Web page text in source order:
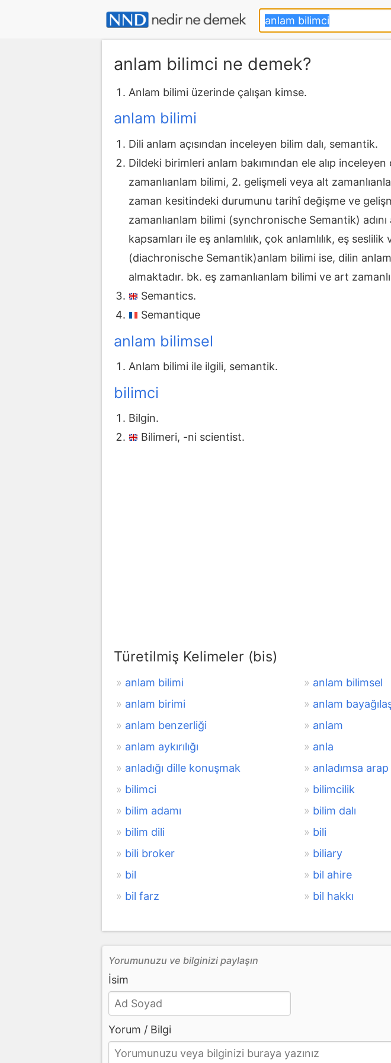
anlam bilimci ne demek?
Anlam bilimi üzerinde çalışan kimse.
anlam bilimi
Dili anlam açısından inceleyen bilim dalı, semantik.
Dildeki birimleri anlam bakımından ele alıp
zamanlıanlam bilimi, 2. gelişmeli veya alt
zaman kesitindeki durumunu tarihî değişme ve
zamanlıanlam bilimi (synchronische Semantik)
kapsamları ile eş anlamlılık, çok anlamlılık, eş
(diachronische Semantik)anlam bilimi ise, dilin
almaktadır. bk. eş zamanlıanlam bilimi ve art
Semantics.
Semantique
anlam bilimsel
Anlam bilimi ile ilgili, semantik.
bilimci
Bilgin.
Bilimeri, -ni scientist.
Türetilmiş Kelimeler (bis)
anlam bilimi anlam bilimsel
anlam birimi
anlam
anlam benzerliği
anlam
anlam aykırılığı
anla
anladığı dille konuşmak
anladımsa arap
bilimci
bilimcilik
bilim adamı
bilim dalı
bilim dili
bili
bili broker
biliary
bil
bil ahire
bil farz
bil hakkı
Yorumunuzu ve bilginizi paylaşın
İsim
Yorum / Bilgi